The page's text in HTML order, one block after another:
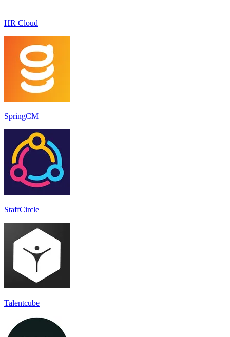
HR Cloud
SpringCM
StaffCircle
Talentcube